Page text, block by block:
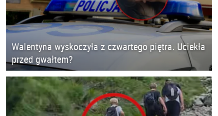
Walentyna wyskoczyła z czwartego piętra. Uciekła
przed gwałtem?